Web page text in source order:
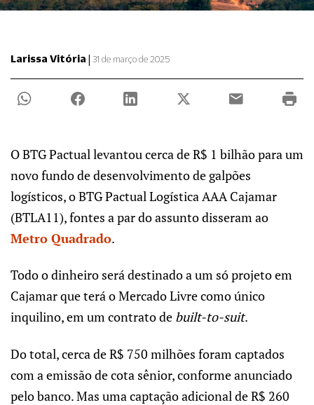
Larissa Vitória | 31 de março de 2025
O BTG Pactual levantou cerca de R$ 1 bilhão para um
novo fundo de desenvolvimento de galpões
logísticos, o BTG Pactual Logística AAA Cajamar
(BTLA11), fontes a par do assunto disseram ao
Metro Quadrado.
Todo o dinheiro será destinado a um só projeto em
Cajamar que terá o Mercado Livre como único
inquilino, em um contrato de built-to-suit.
Do total, cerca de R$ 750 milhões foram captados
com a emissão de cota sênior, conforme anunciado
pelo banco. Mas uma captação adicional de R$ 260